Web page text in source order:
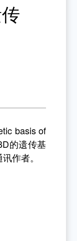
basis of
的遗传基
作者。